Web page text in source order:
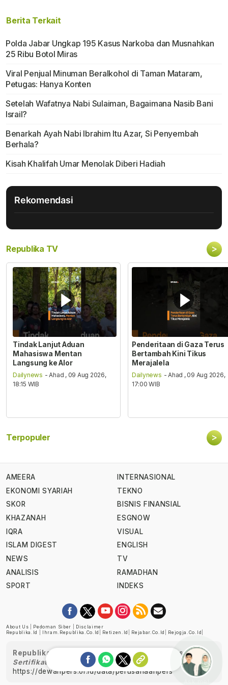
Berita Terkait
Polda Jabar Ungkap 195 Kasus Narkoba dan Musnahkan
25 Ribu Botol Miras
Viral Penjual Minuman Beralkohol di Taman Mataram,
Petugas: Hanya Konten
Setelah Wafatnya Nabi Sulaiman, Bagaimana Nasib Bani
Israil?
Benarkah Ayah Nabi Ibrahim Itu Azar, Si Penyembah
Berhala?
Kisah Khalifah Umar Menolak Diberi Hadiah
Rekomendasi
Republika TV >
Tindak Lanjut Aduan
Mahasiswa Mentan
Langsung ke Alor
Dailynews - Ahad , 09 Aug 2026,
18:15 WIB
Penderitaan di Gaza Terus
Bertambah Kini Tikus
Merajalela
Dailynews - Ahad , 09 Aug 2026,
17:00 WIB
Terpopuler >
AMEERA
EKONOMI SYARIAH
SKOR
KHAZANAH
IQRA
ISLAM DIGEST
NEWS
ANALISIS
SPORT
INTERNASIONAL
TEKNO
BISNIS FINANSIAL
ESGNOW
VISUAL
ENGLISH
TV
RAMADHAN
INDEKS
About Us Pedoman Siber
Disclaimer
Republika.id
Ihram.republika.co.id Retizen.id Rejabar.co.id Rejogja.co.id
Republika telah diverifikasi oleh Dewan Pers
Sertifikat Nomor 1058/DP-Verifikasi/K/XII/2022
https://dewanpers.or.id/data/perusahaanpers